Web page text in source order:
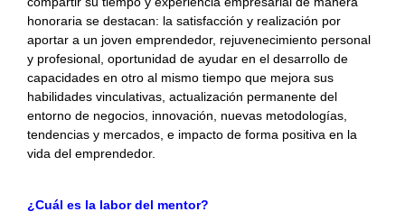
honoraria se destacan: la satisfacción y realización por
aportar a un joven emprendedor, rejuvenecimiento personal
y profesional, oportunidad de ayudar en el desarrollo de
capacidades en otro al mismo tiempo que mejora sus
habilidades vinculativas, actualización permanente del
entorno de negocios, innovación, nuevas metodologías,
tendencias y mercados, e impacto de forma positiva en la
vida del emprendedor.
¿Cuál es la labor del mentor?